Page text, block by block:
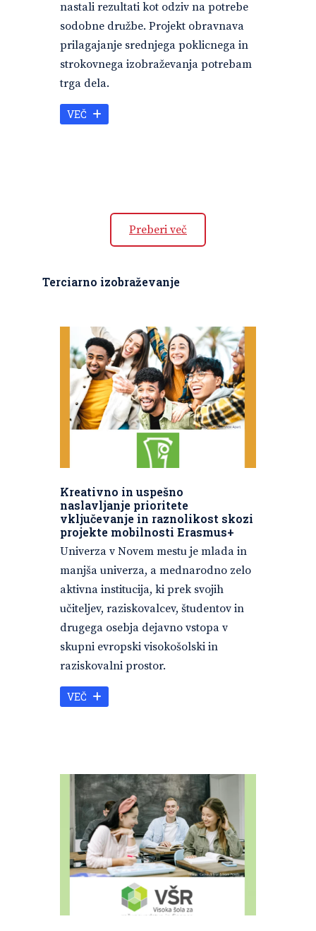
nastali rezultati kot odziv na potrebe
sodobne družbe. Projekt obravnava
prilagajanje srednjega poklicnega in
strokovnega izobraževanja potrebam
trga dela.
VEČ
Preberi več
Terciarno izobraževanje
Kreativno in uspešno
naslavljanje prioritete
vključevanje in raznolikost skozi
projekte mobilnosti Erasmus+
Univerza v Novem mestu je mlada in
manjša univerza, a mednarodno zelo
aktivna institucija, ki prek svojih
učiteljev, raziskovalcev, študentov in
drugega osebja dejavno vstopa v
skupni evropski visokošolski in
raziskovalni prostor.
VEČ